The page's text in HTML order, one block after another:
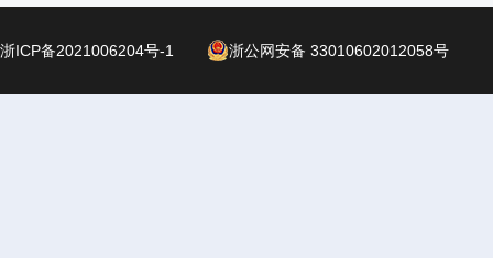
浙ICP备2021006204号-1 浙公网安备 33010602012058号